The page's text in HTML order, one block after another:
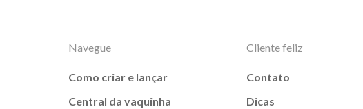
Navegue
Como criar e lançar
Central da vaquinha
Cliente feliz
Contato
Dicas